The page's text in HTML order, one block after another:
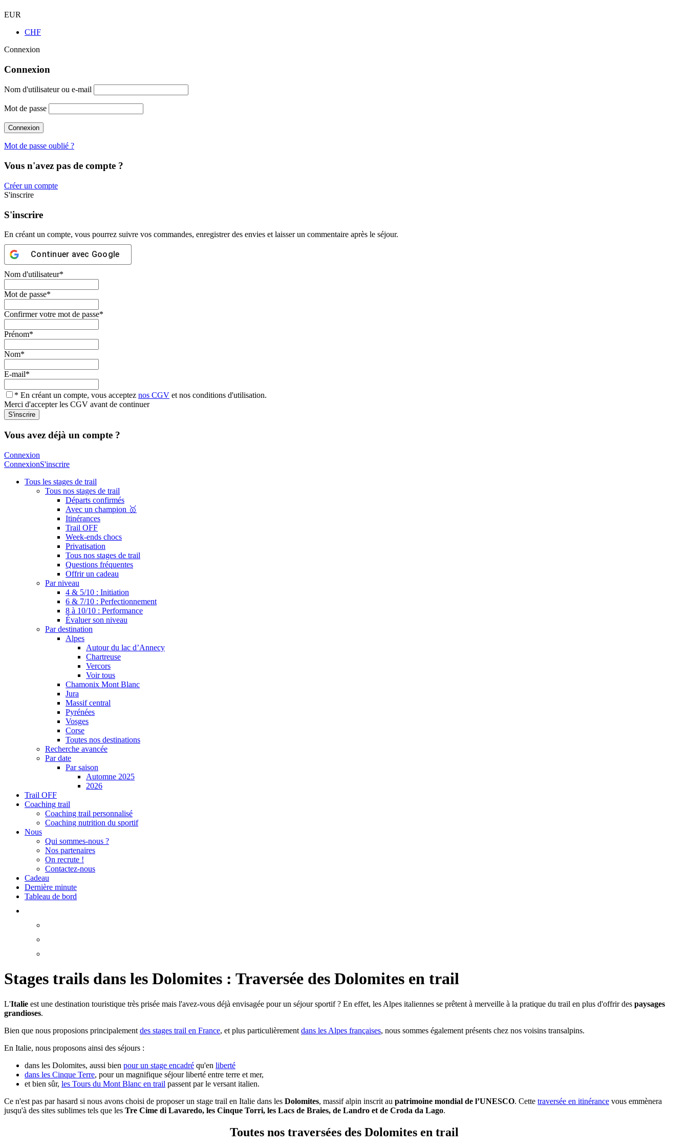
EUR
CHF
Connexion
Connexion
Nom d'utilisateur ou e-mail
Mot de passe
Mot de passe oublié ?
Vous n'avez pas de compte ?
Créer un compte
S'inscrire
S'inscrire
En créant un compte, vous pourrez suivre vos commandes, enregistrer des envies et laisser un commentaire après le séjour.
Continuer avec Google
Nom d'utilisateur*
Mot de passe*
Confirmer votre mot de passe*
Prénom*
Nom*
E-mail*
* En créant un compte, vous acceptez nos CGV et nos conditions d'utilisation.
Merci d'accepter les CGV avant de continuer
Vous avez déjà un compte ?
Connexion
ConnexionS'inscrire
Tous les stages de trail
Tous nos stages de trail
Départs confirmés
Avec un champion 🥇
Itinérances
Trail OFF
Week-ends chocs
Privatisation
Tous nos stages de trail
Questions fréquentes
Offrir un cadeau
Par niveau
4 & 5/10 : Initiation
6 & 7/10 : Perfectionnement
8 à 10/10 : Performance
Évaluer son niveau
Par destination
Alpes
Autour du lac d’Annecy
Chartreuse
Vercors
Voir tous
Chamonix Mont Blanc
Jura
Massif central
Pyrénées
Vosges
Corse
Toutes nos destinations
Recherche avancée
Par date
Par saison
Automne 2025
2026
Trail OFF
Coaching trail
Coaching trail personnalisé
Coaching nutrition du sportif
Nous
Qui sommes-nous ?
Nos partenaires
On recrute !
Contactez-nous
Cadeau
Dernière minute
Tableau de bord
Stages trails dans les Dolomites : Traversée des Dolomites en trail
L'Italie est une destination touristique très prisée mais l'avez-vous déjà envisagée pour un séjour sportif ? En effet, les Alpes italiennes se prêtent à merveille à la pratique du trail en plus d'offrir des paysages
grandioses.
Bien que nous proposions principalement des stages trail en France, et plus particulièrement dans les Alpes françaises, nous sommes également présents chez nos voisins transalpins.
En Italie, nous proposons ainsi des séjours :
dans les Dolomites, aussi bien pour un stage encadré qu'en liberté
dans les Cinque Terre, pour un magnifique séjour liberté entre terre et mer,
et bien sûr, les Tours du Mont Blanc en trail passent par le versant italien.
Ce n'est pas par hasard si nous avons choisi de proposer un stage trail en Italie dans les Dolomites, massif alpin inscrit au patrimoine mondial de l’UNESCO. Cette traversée en itinérance vous emmènera
jusqu'à des sites sublimes tels que les Tre Cime di Lavaredo, les Cinque Torri, les Lacs de Braies, de Landro et de Croda da Lago.
Toutes nos traversées des Dolomites en trail